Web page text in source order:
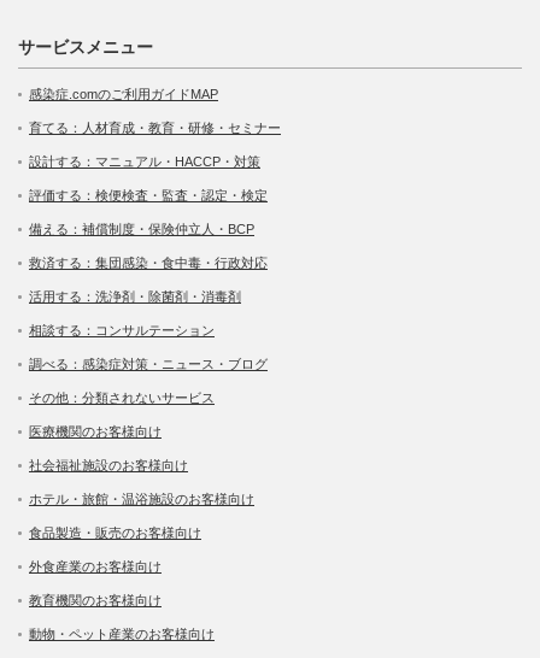
サービスメニュー
感染症.comのご利用ガイドMAP
育てる：人材育成・教育・研修・セミナー
設計する：マニュアル・HACCP・対策
評価する：検便検査・監査・認定・検定
備える：補償制度・保険仲立人・BCP
救済する：集団感染・食中毒・行政対応
活用する：洗浄剤・除菌剤・消毒剤
相談する：コンサルテーション
調べる：感染症対策・ニュース・ブログ
その他：分類されないサービス
医療機関のお客様向け
社会福祉施設のお客様向け
ホテル・旅館・温浴施設のお客様向け
食品製造・販売のお客様向け
外食産業のお客様向け
教育機関のお客様向け
動物・ペット産業のお客様向け